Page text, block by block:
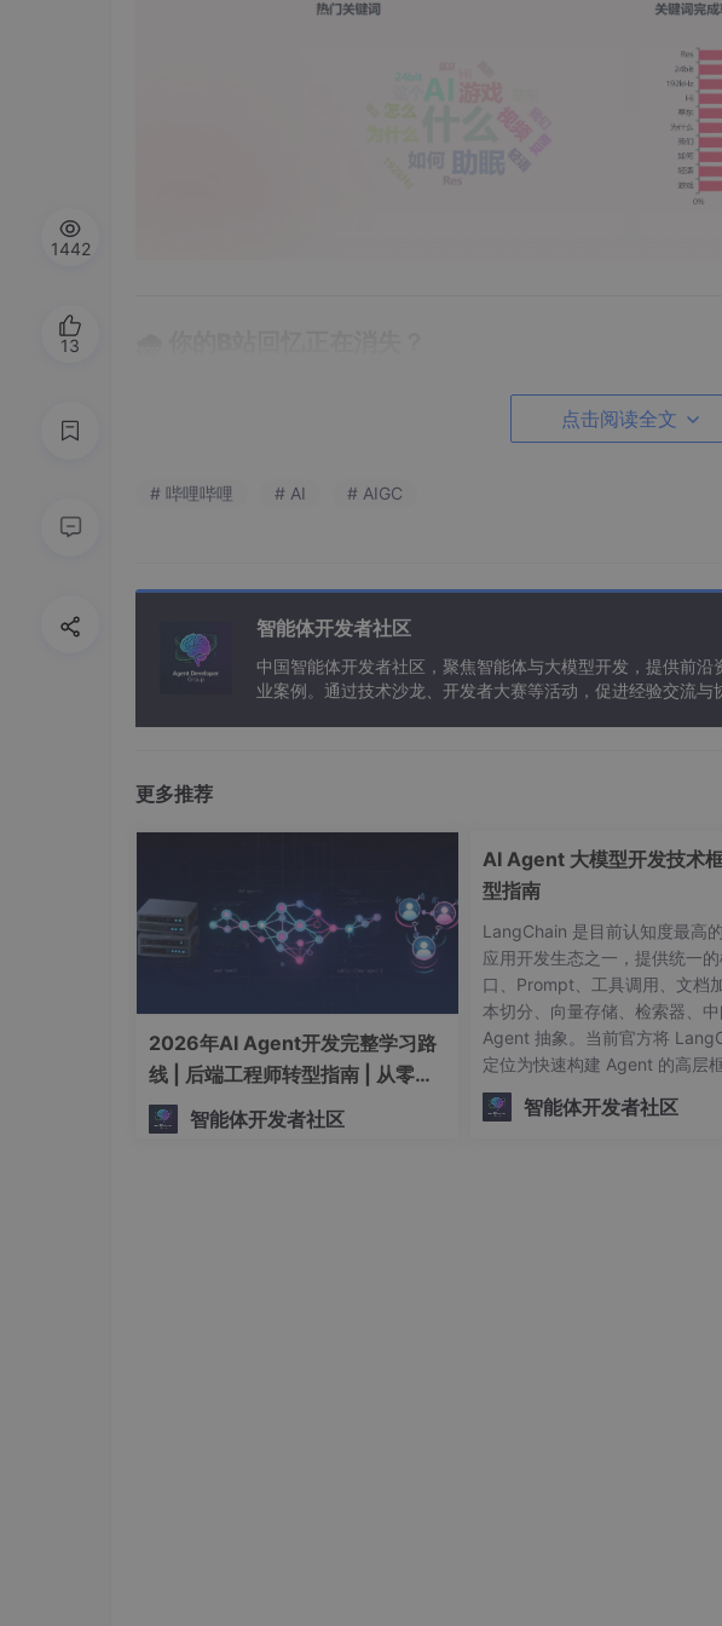
打开B站历史记录，是不是发现半年前追的番、熬夜学的教程全都不
——B站历史记录只保留180天，过期自动清除！
那些深夜刷过的宝藏视频、收藏的干货，难道只能眼睁睁看着它们消
点击阅读全文
# 哔哩哔哩 # AI # AIGC
智能体开发者社区
中国智能体开发者社区，聚焦智能体与大模型开发，提供前
业案例。通过技术沙龙、开发者大赛等活动，促进经验交流与
更多推荐
2026年AI Agent开发完整学习路
线 | 后端工程师转型指南 | 从零到
手搓生产级多Agent系统
智能体开发者社区
AI Agent 大模型开发技术
型指南
LangChain 是目前认知度最高
应用开发生态之一，提供统一
口、Prompt、工具调用、文档
本切分、向量存储、检索器、
Agent 抽象。当前官方将
定位为快速构建 Agent 的高层
将复杂、可控的底层编排交给
ph。 智能体开发者社区
1442
13